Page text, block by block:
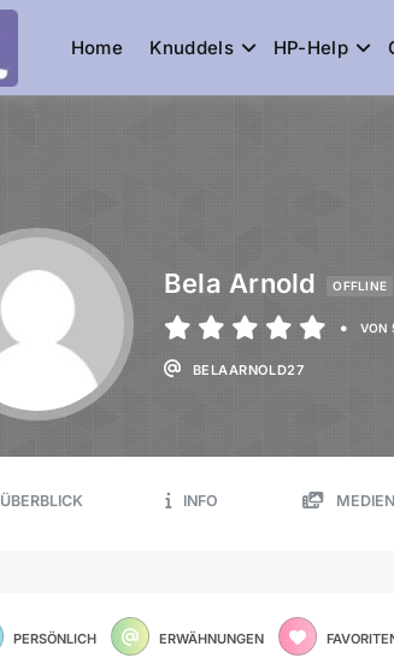
die Community
Home Knuddels HP-Help
Bela Arnold OFFLINE
• VON
BELAARNOLD27
ÜBERBLICK INFO MEDIEN
PERSÖNLICH ERWÄHNUNGEN